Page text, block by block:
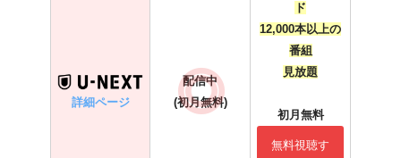
詳細ページ
配信中
(初月無料)
ド
12,000本以上の
番組
見放題
初月無料
無料視聴す